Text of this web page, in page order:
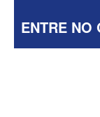
ENTRE NO